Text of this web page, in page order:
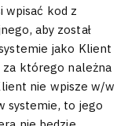
wpisać kod z
aby został
jako Klient
za którego należna
nie wpisze w/w
systemie, to jego